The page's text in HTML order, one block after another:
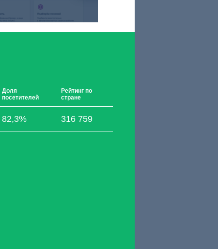
Доля
посетителей
Рейтинг по
стране
82,3% 316 759